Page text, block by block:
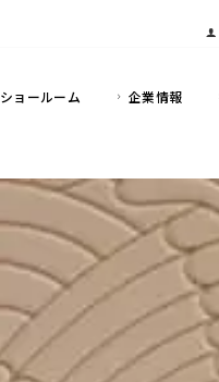
ショールーム 企業情報